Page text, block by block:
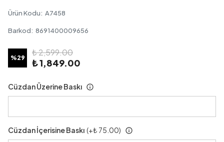
Ürün Kodu: A7458
Barkod: 8691400009656
%29
₺ 2,599.00
₺ 1,849.00
Cüzdan Üzerine Baskı
Cüzdan İçerisine Baskı (+₺ 75.00)